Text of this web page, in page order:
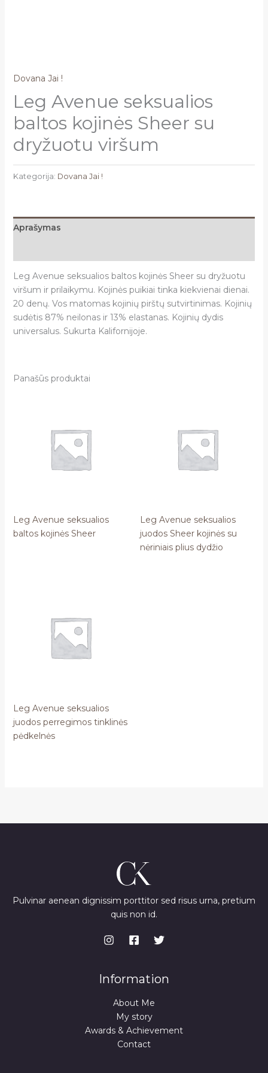
Dovana Jai !
Leg Avenue seksualios
baltos kojinės Sheer su
dryžuotu viršum
Kategorija: Dovana Jai !
Aprašymas
Leg Avenue seksualios baltos kojinės Sheer su dryžuotu
viršum ir prilaikymu. Kojinės puikiai tinka kiekvienai dienai.
20 denų. Vos matomas kojinių pirštų sutvirtinimas. Kojinių
sudėtis 87% neilonas ir 13% elastanas. Kojinių dydis
universalus. Sukurta Kalifornijoje.
Panašūs produktai
Leg Avenue seksualios
baltos kojinės Sheer
Leg Avenue seksualios
juodos Sheer kojinės su
nėriniais plius dydžio
Leg Avenue seksualios
juodos perregimos tinklinės
pėdkelnės
Pulvinar aenean dignissim porttitor sed risus urna, pretium
quis non id.
Information
About Me
My story
Awards & Achievement
Contact